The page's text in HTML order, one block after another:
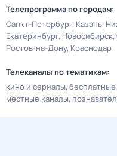
Телепрограмма по городам:
Санкт-Петербург Казань
Екатеринбург Новосибирск
Ростов-на-Дону Краснодар
Телеканалы по тематикам:
кино и сериалы
местные каналы